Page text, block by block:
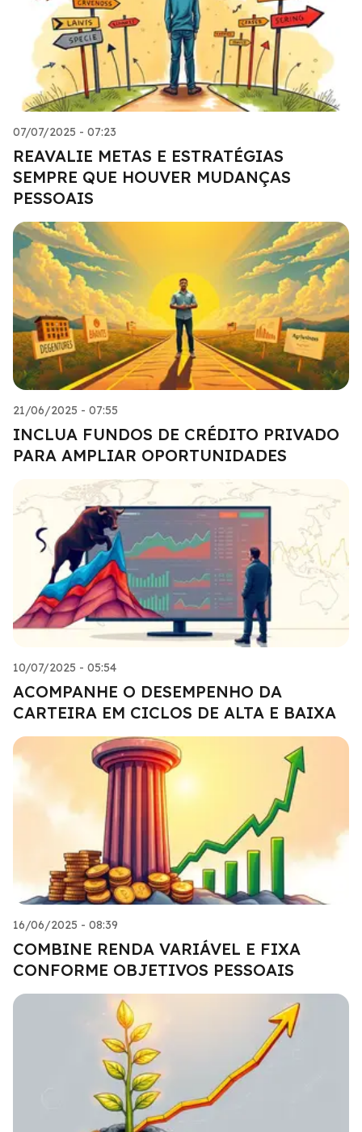
07/07/2025 - 07:23
REAVALIE METAS E ESTRATÉGIAS
SEMPRE QUE HOUVER MUDANÇAS
PESSOAIS
21/06/2025 - 07:55
INCLUA FUNDOS DE CRÉDITO PRIVADO
PARA AMPLIAR OPORTUNIDADES
10/07/2025 - 05:54
ACOMPANHE O DESEMPENHO DA
CARTEIRA EM CICLOS DE ALTA E BAIXA
16/06/2025 - 08:39
COMBINE RENDA VARIÁVEL E FIXA
CONFORME OBJETIVOS PESSOAIS